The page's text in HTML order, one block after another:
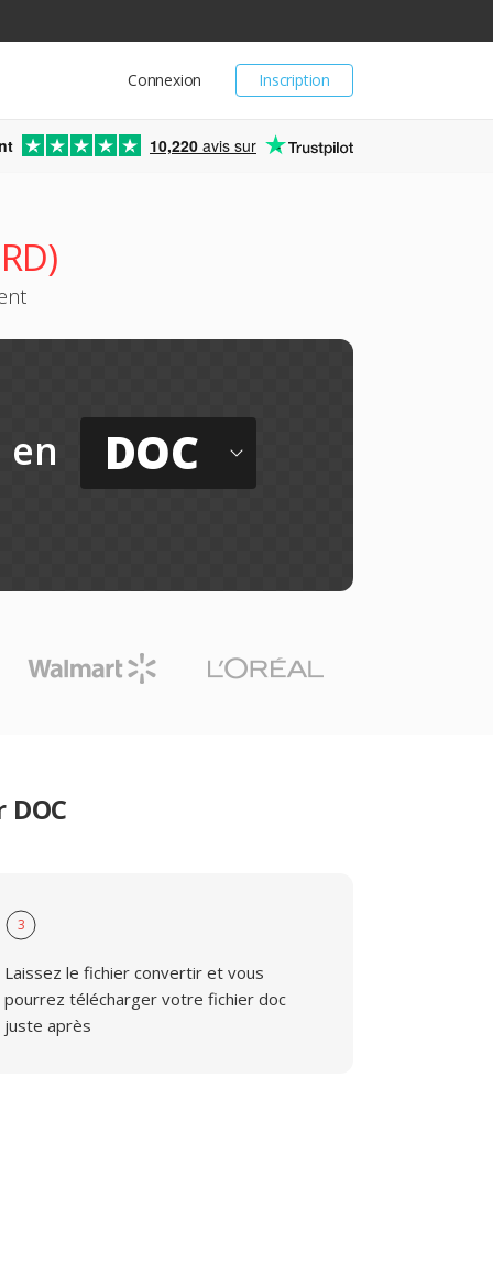
Inscription
Connexion
10,220 avis sur
en DOC
3
Laissez le fichier convertir et vous
pourrez télécharger votre fichier doc
juste après